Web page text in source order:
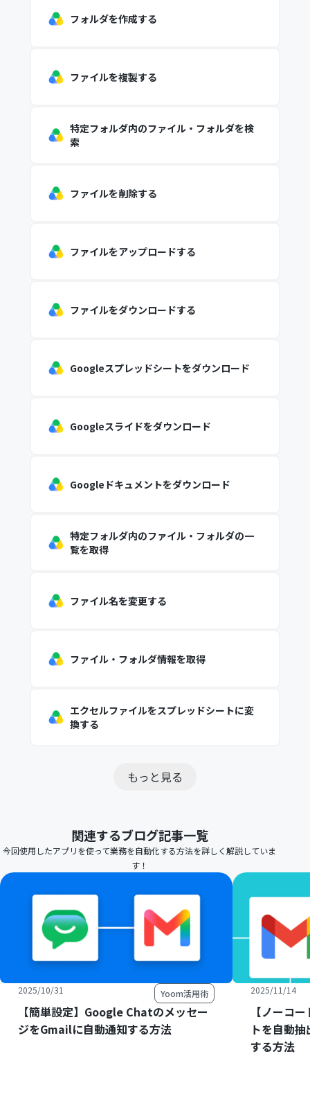
フォルダを作成する
ファイルを複製する
特定フォルダ内のファイル・フォルダを検
索
ファイルを削除する
ファイルをアップロードする
ファイルをダウンロードする
Googleスプレッドシートをダウンロード
Googleスライドをダウンロード
Googleドキュメントをダウンロード
特定フォルダ内のファイル・フォルダの一
覧を取得
ファイル名を変更する
ファイル・フォルダ情報を取得
エクセルファイルをスプレッドシートに変
換する
もっと見る
関連するブログ記事一覧
今回使用したアプリを使って業務を自動化する方法を詳しく解説していま
す！
2025/10/31 Yoom活用術
【簡単設定】Google Chatのメッセー
ジをGmailに自動通知する方法
2025/11/14
【ノーコ
トを自動
する方法